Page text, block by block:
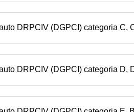
DRPCIV (DGPCI) categoria C,
DRPCIV (DGPCI) categoria D,